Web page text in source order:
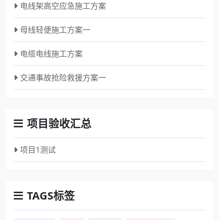
电线架高空应急施工方案
母线轻便施工方案一
电缆电线施工方案
交通事故抢险救援方案一
项目验收汇总
项目1测试
TAGS标签